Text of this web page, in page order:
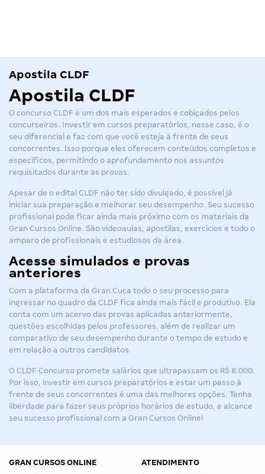
Apostila CLDF
Apostila CLDF
O concurso CLDF é um dos mais esperados e cobiçados pelos
concurseiros. Investir em cursos preparatórios, nesse caso, é o
seu diferencial e faz com que você esteja à frente de seus
concorrentes. Isso porque eles oferecem conteúdos completos e
específicos, permitindo o aprofundamento nos assuntos
requisitados durante as provas.
Apesar de o edital CLDF não ter sido divulgado, é possível já
iniciar sua preparação e melhorar seu desempenho. Seu sucesso
profissional pode ficar ainda mais próximo com os materiais da
Gran Cursos Online. São videoaulas, apostilas, exercícios e todo o
amparo de profissionais e estudiosos da área.
Acesse simulados e provas
anteriores
Com a plataforma da Gran Cuca todo o seu processo para
ingressar no quadro da CLDF fica ainda mais fácil e produtivo. Ela
conta com um acervo das provas aplicadas anteriormente,
questões escolhidas pelos professores, além de realizar um
comparativo de seu desempenho durante o tempo de estudo e
em relação a outros candidatos.
O CLDF Concurso promete salários que ultrapassam os R$ 8.000.
Por isso, investir em cursos preparatórios e estar um passo à
frente de seus concorrentes é uma das melhores opções. Tenha
liberdade para fazer seus próprios horários de estudo, e alcance
seu sucesso profissional com a Gran Cursos Online!
GRAN CURSOS ONLINE
ATENDIMENTO